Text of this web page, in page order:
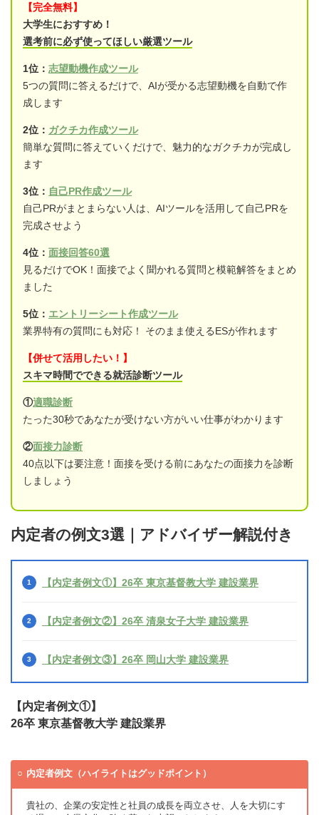
【完全無料】
大学生におすすめ！
選考前に必ず使ってほしい厳選ツール
1位： 志望動機作成ツール
5つの質問に答えるだけで、AIが受かる志望動機を自動で作
成します
2位： ガクチカ作成ツール
簡単な質問に答えていくだけで、魅力的なガクチカが完成し
ます
3位： 自己PR作成ツール
自己PRがまとまらない人は、AIツールを活用して自己PRを
完成させよう
4位： 面接回答60選
見るだけでOK！面接でよく聞かれる質問と模範解答をまとめ
ました
5位： エントリーシート作成ツール
業界特有の質問にも対応！ そのまま使えるESが作れます
【併せて活用したい！】
スキマ時間でできる就活診断ツール
①適職診断
たった30秒であなたが受けない方がいい仕事がわかります
②面接力診断
40点以下は要注意！面接を受ける前にあなたの面接力を診断
しましょう
内定者の例文3選｜アドバイザー解説付き
【内定者例文①】26卒 東京基督教大学 建設業界
【内定者例文②】26卒 清泉女子大学 建設業界
【内定者例文③】26卒 岡山大学 建設業界
【内定者例文①】
26卒 東京基督教大学 建設業界
内定者例文（ハイライトはグッドポイント）
貴社の、企業の安定性と社員の成長を両立させ、人を大切にす